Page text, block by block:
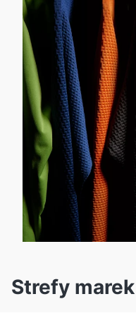
Strefy marek